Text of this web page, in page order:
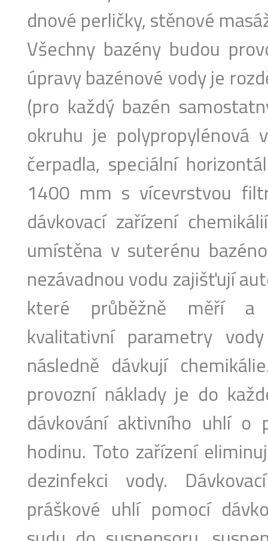
dnové perličky, stěnové
Všechny bazény budou
úpravy bazénové vody je
(pro každý bazén
okruhu je polypropylénová
čerpadla, speciální
1400 mm s vícevrstvou
dávkovací zařízení
umístěna v suterénu
nezávadnou vodu zajišťují
které průběžně měří a
kvalitativní parametry
následně dávkují
provozní náklady je do
dávkování aktivního uhlí
hodinu. Toto zařízení
dezinfekci vody.
práškové uhlí pomocí